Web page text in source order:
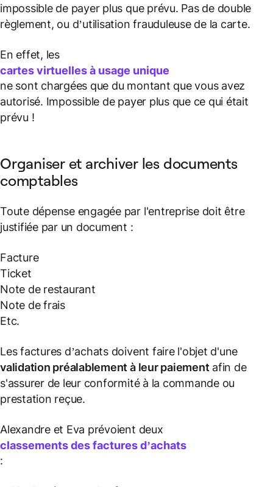
impossible de payer plus que prévu. Pas de double
règlement, ou d’utilisation frauduleuse de la carte.
En effet, les
cartes virtuelles à usage unique
ne sont chargées que du montant que vous avez
autorisé. Impossible de payer plus que ce qui était
prévu !
Organiser et archiver les documents
comptables
Toute dépense engagée par l'entreprise doit être
justifiée par un document :
Facture
Ticket
Note de restaurant
Note de frais
Etc.
Les factures d’achats doivent faire l'objet d'une
validation préalablement à leur paiement afin de
s'assurer de leur conformité à la commande ou
prestation reçue.
Alexandre et Eva prévoient deux
classements des factures d’achats
: